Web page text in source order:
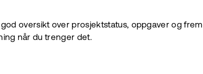
oversikt over prosjektstatus, oppgaver og
når du trenger det.